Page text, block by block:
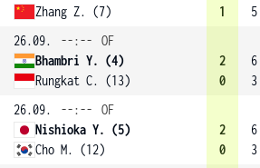
Zhang Z. (7)
1
5
26.09.
--:--
OF
Bhambri Y. (4)
Rungkat C. (13)
2
0
6
3
26.09.
--:--
OF
Nishioka Y. (5)
Cho M. (12)
2
0
6
3